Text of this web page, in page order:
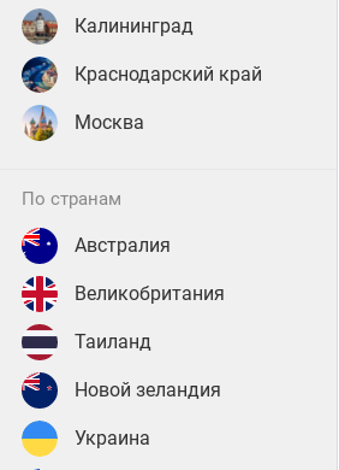
Калининград
Краснодарский край
Москва
по странам
Австралия
Великобритания
Таиланд
Новой зеландия
Украина